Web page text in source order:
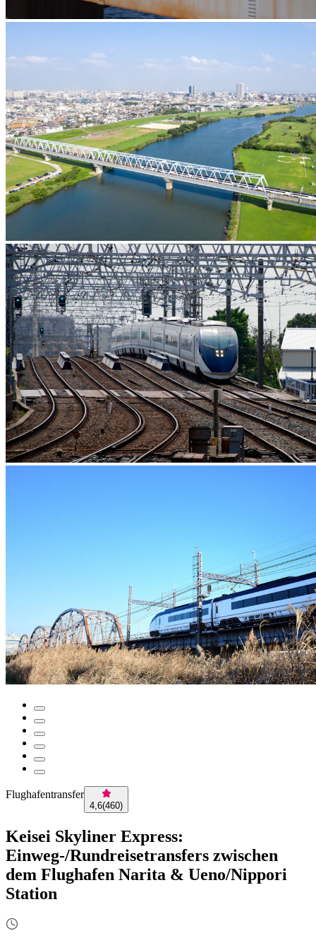
Flughafentransfer
4,6(460)
Keisei Skyliner Express:
Einweg-/Rundreisetransfers zwischen
dem Flughafen Narita & Ueno/Nippori
Station